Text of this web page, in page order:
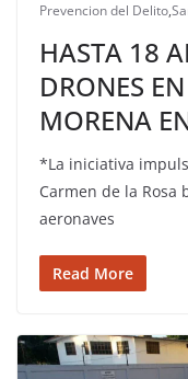
Prevencion del Delito,
HASTA 18
DRONES
MORENA
*La iniciativa
Carmen de la Rosa
aeronaves
Read More